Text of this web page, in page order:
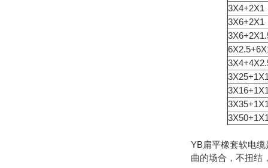
3X4+2X1
3X6+2X1
YB扁平橡套软电
曲的场合，不扭结